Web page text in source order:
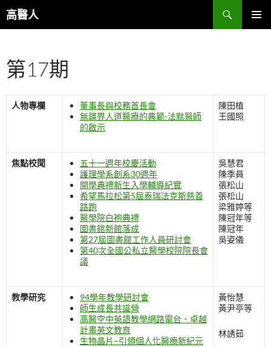
至
內
容
高醫人
搜
尋
第17期
人物專欄
董事長與校務首長會
無疆界人道醫療的典範-法默醫師
的啟示
陳田植
王國照
焦點校聞
五十一週年校慶活動
護理學系創系30週年
開學典禮新生入學輔導紀實
希望馬拉松第5屆泰瑞法克斯慈善
路跑
醫學院白袍典禮
圖書館新館落成
第27屆圖書館工作人員研討會
第40次全國公私立醫學校院院長會
議
吳慧君
陳季員
張松山
張松山
梁雅婷等
陳冠年等
陳冠年
吳姿儀
教學研究
94學年教學研討會
師生成長共識營
高醫空中英語教學網路電台、卓越
計畫英文教育
生物晶片–引領個人化醫療新紀元
黃怡慧
黃尹亭等
林誘茹